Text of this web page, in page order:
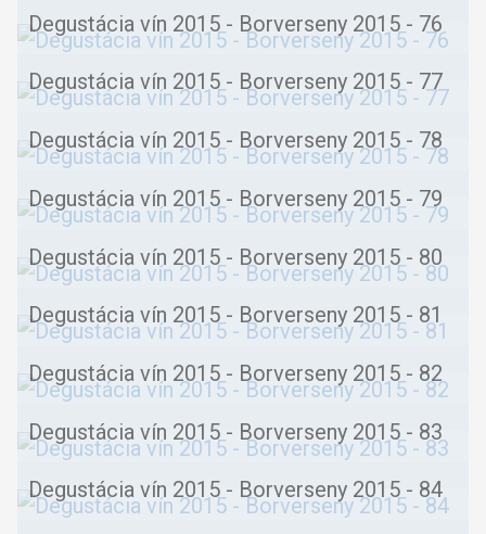
Degustácia vín 2015 - Borverseny 2015 - 76
Degustácia vín 2015 - Borverseny 2015 - 77
Degustácia vín 2015 - Borverseny 2015 - 78
Degustácia vín 2015 - Borverseny 2015 - 79
Degustácia vín 2015 - Borverseny 2015 - 80
Degustácia vín 2015 - Borverseny 2015 - 81
Degustácia vín 2015 - Borverseny 2015 - 82
Degustácia vín 2015 - Borverseny 2015 - 83
Degustácia vín 2015 - Borverseny 2015 - 84